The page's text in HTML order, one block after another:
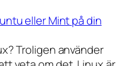
eller Mint på din
Troligen använder